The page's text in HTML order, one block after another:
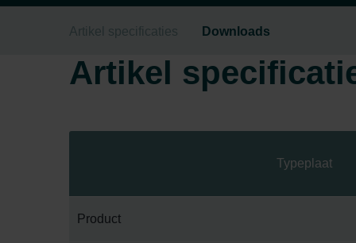
Artikel specificaties Downloads
Artikel
Typeplaat
Product